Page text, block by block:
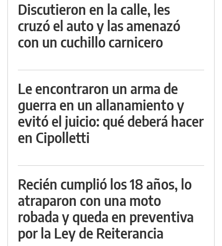
Discutieron en la calle, les
cruzó el auto y las amenazó
con un cuchillo carnicero
Le encontraron un arma de
guerra en un allanamiento y
evitó el juicio: qué deberá hacer
en Cipolletti
Recién cumplió los 18 años, lo
atraparon con una moto
robada y queda en preventiva
por la Ley de Reiterancia